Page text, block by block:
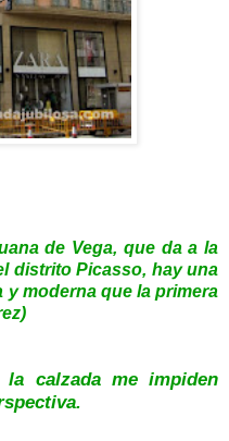
de Vega, que da a la
distrito Picasso, hay una
y moderna que la primera
calzada me impiden